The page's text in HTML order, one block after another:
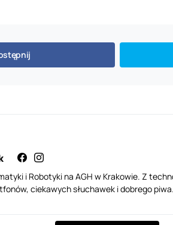
i Robotyki na AGH w Krakowie. Z
ciekawych słuchawek i dobrego piwa.